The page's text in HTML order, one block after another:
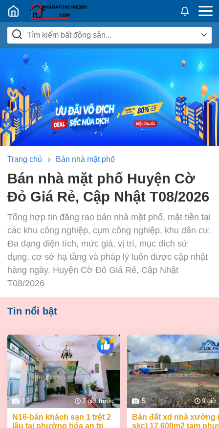
Nhadatban24h.vn
Trang chủ Bán nhà mặt phố
Bán nhà mặt phố Huyện Cờ
Đỏ Giá Rẻ, Cập Nhật T08/2026
Tổng hợp tin đăng rao bán nhà mặt phố, mặt tiền tại
các khu công nghiệp, cụm công nghiệp, khu dân cư.
Đa dạng diện tích, mức giá, vị trí, mục đích sử
dụng, cơ sở hạ tầng và pháp lý luôn được cập nhật
hàng ngày. Huyện Cờ Đỏ Giá Rẻ, Cập Nhật
T08/2026
Tin nổi bật
10 2 giờ trước
n16-bán khách sạn 1 trệt 2
lầu tại phường hóa an tp
5 9 giờ
bán đất xd nhà xưởng (
skc) 17.600m2 tam